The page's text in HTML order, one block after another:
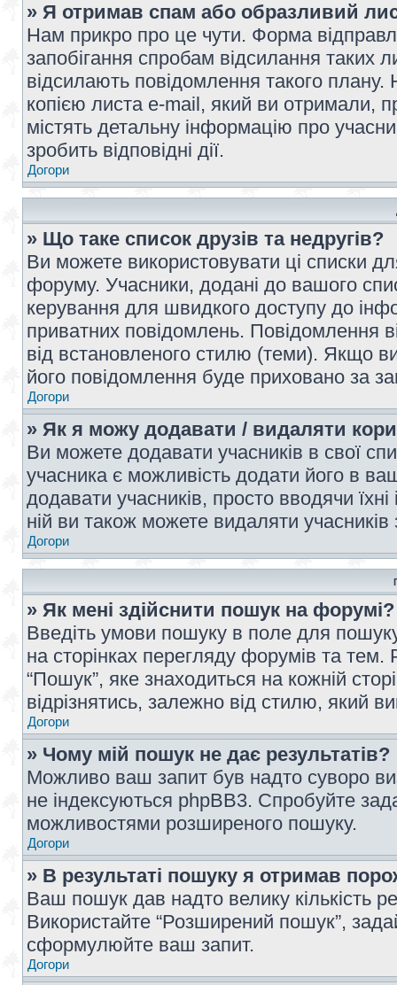
» Я отримав спам або образливий
Нам прикро про це чути. Форма
запобігання спробам відсилання таких
відсилають повідомлення такого
копією листа e-mail, який ви отримали,
містять детальну інформацію про
зробить відповідні дії.
Догори
» Що таке список друзів та недругів?
Ви можете використовувати ці списки
форуму. Учасники, додані до вашого
керування для швидкого доступу до
приватних повідомлень. Повідомлення
від встановленого стилю (теми). Якщо
його повідомлення буде приховано за
Догори
» Як я можу додавати / видаляти
Ви можете додавати учасників в свої
учасника є можливість додати його в
додавати учасників, просто вводячи
ній ви також можете видаляти учасників
Догори
» Як мені здійснити пошук на форумі?
Введіть умови пошуку в поле для
на сторінках перегляду форумів та
“Пошук”, яке знаходиться на кожній
відрізнятись, залежно від стилю, який
Догори
» Чому мій пошук не дає результатів?
Можливо ваш запит був надто суворо
не індексуються phpBB3. Спробуйте
можливостями розширеного пошуку.
Догори
» В результаті пошуку я отримав
Ваш пошук дав надто велику кількість
Використайте “Розширений пошук”,
сформулюйте ваш запит.
Догори